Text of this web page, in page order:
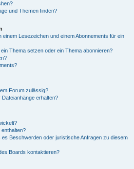
und Themen finden?
Lesezeichen und einem Abonnements für ein
Thema setzen oder ein Thema abonnieren?
Forum zulässig?
erhalten?
Beschwerden oder juristische Anfragen zu diesem
Boards kontaktieren?